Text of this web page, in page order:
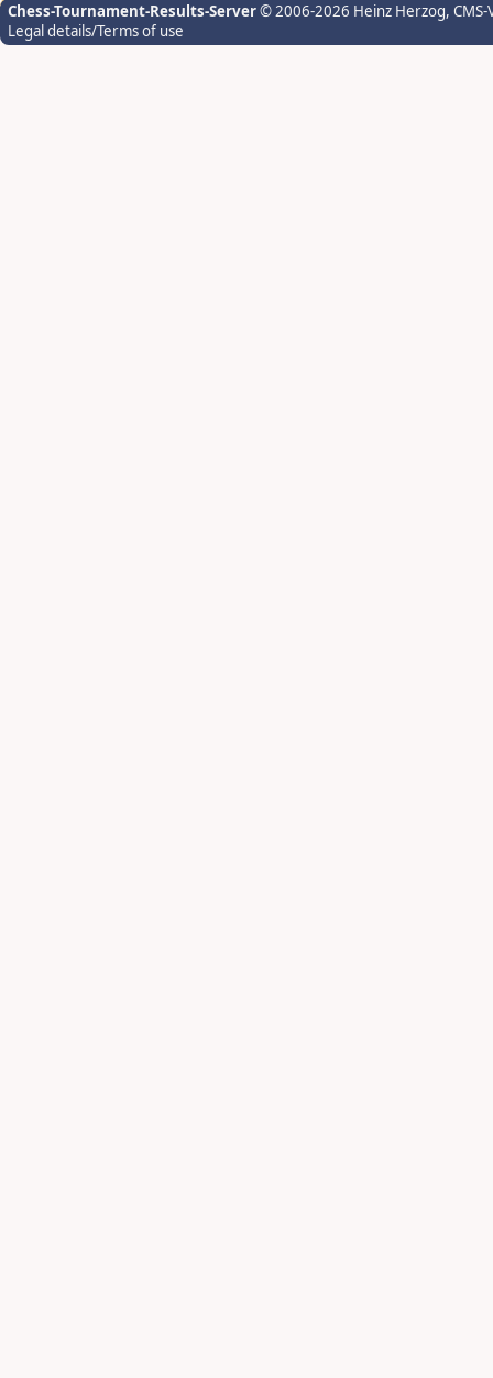
Chess-Tournament-Results-Server© 2006-2026 Heinz Herzog,
Legal details/Terms of use